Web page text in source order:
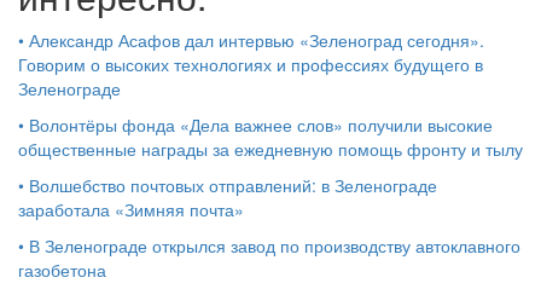
• Александр Асафов дал интервью «Зеленоград сегодня».
Говорим о высоких технологиях и профессиях будущего в
Зеленограде
• Волонтёры фонда «Дела важнее слов» получили высокие
общественные награды за ежедневную помощь фронту и тылу
• Волшебство почтовых отправлений: в Зеленограде
заработала «Зимняя почта»
• В Зеленограде открылся завод по производству автоклавного
газобетона